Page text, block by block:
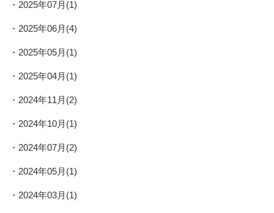
2025年07月(1)
2025年06月(4)
2025年05月(1)
2025年04月(1)
2024年11月(2)
2024年10月(1)
2024年07月(2)
2024年05月(1)
2024年03月(1)